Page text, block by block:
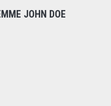
JOHN DOE